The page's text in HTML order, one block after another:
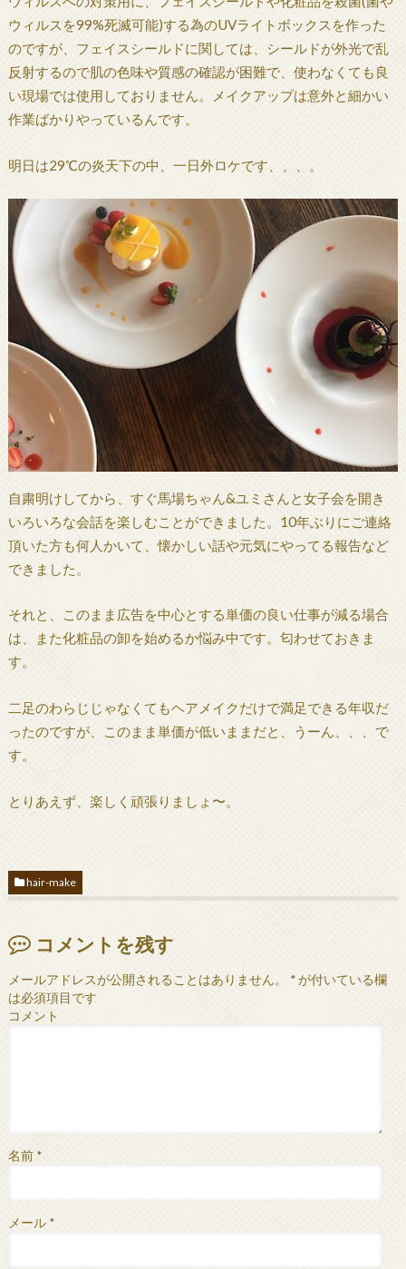
ウィルスを99%死滅可能)する為のUVライトボックスを作った
のですが、フェイスシールドに関しては、シールドが外光で乱
反射するので肌の色味や質感の確認が困難で、使わなくても良
い現場では使用しておりません。メイクアップは意外と細かい
作業ばかりやっているんです。
明日は29℃の炎天下の中、一日外ロケです、、、。
自粛明けしてから、すぐ馬場ちゃん&ユミさんと女子会を開き
いろいろな会話を楽しむことができました。10年ぶりにご連絡
頂いた方も何人かいて、懐かしい話や元気にやってる報告など
できました。
それと、このまま広告を中心とする単価の良い仕事が減る場合
は、また化粧品の卸を始めるか悩み中です。匂わせておきま
す。
二足のわらじじゃなくてもヘアメイクだけで満足できる年収だ
ったのですが、このまま単価が低いままだと、うーん、、、で
す。
とりあえず、楽しく頑張りましょ〜。
hair-make
コメントを残す
メールアドレスが公開されることはありません。 *が付いている欄
は必須項目です
コメント
名前 *
メール *